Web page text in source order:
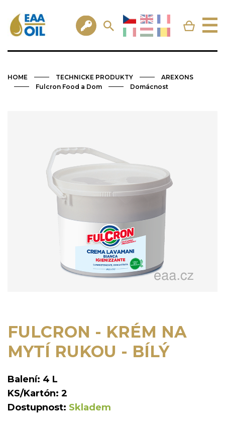
HOME TECHNICKE PRODUKTY
AREXONS
Fulcron Food a Dom
Domácnost
FULCRON - KRÉM NA
MYTÍ RUKOU - BÍLÝ
Balení: 4 L
KS/Kartón: 2
Dostupnost: Skladem